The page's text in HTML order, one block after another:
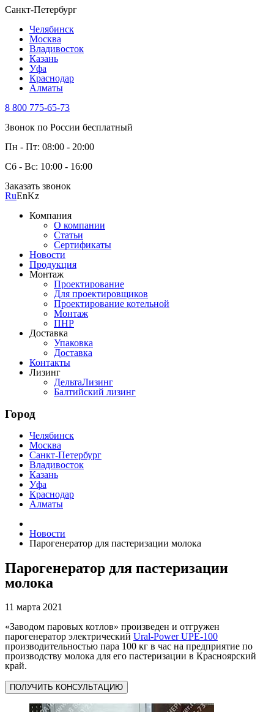
Санкт-Петербург
Челябинск
Москва
Владивосток
Казань
Уфа
Краснодар
Алматы
8 800 775-65-73
Звонок по России бесплатный
Пн - Пт: 08:00 - 20:00
Сб - Вс: 10:00 - 16:00
Заказать звонок
RuEnKz
Компания
О компании
Статьи
Сертификаты
Новости
Продукция
Монтаж
Проектирование
Для проектировщиков
Проектирование котельной
Монтаж
ПНР
Доставка
Упаковка
Доставка
Контакты
Лизинг
ДельтаЛизинг
Балтийский лизинг
Город
Челябинск
Москва
Санкт-Петербург
Владивосток
Казань
Уфа
Краснодар
Алматы
Новости
Парогенератор для пастеризации молока
Парогенератор для пастеризации
молока
11 марта 2021
«Заводом паровых котлов» произведен и отгружен
парогенератор электрический Ural-Power UPE-100
производительностью пара 100 кг в час на предприятие по
производству молока для его пастеризации в Красноярский
край.
ПОЛУЧИТЬ КОНСУЛЬТАЦИЮ